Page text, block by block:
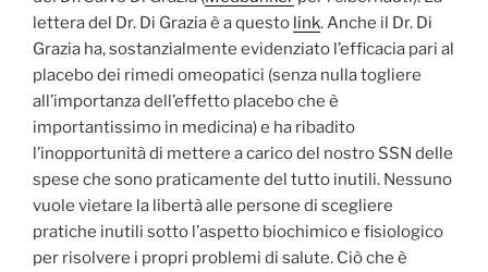
lettera del Dr. Di Grazia è a questo link. Anche il Dr. Di
Grazia ha, sostanzialmente evidenziato l’efficacia pari al
placebo dei rimedi omeopatici (senza nulla togliere
all’importanza dell’effetto placebo che è
importantissimo in medicina) e ha ribadito
l’inopportunità di mettere a carico del nostro SSN delle
spese che sono praticamente del tutto inutili. Nessuno
vuole vietare la libertà alle persone di scegliere
pratiche inutili sotto l’aspetto biochimico e fisiologico
per risolvere i propri problemi di salute. Ciò che è